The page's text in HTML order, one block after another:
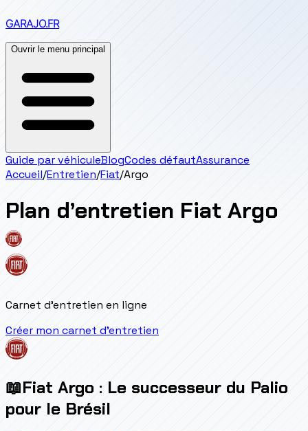
GARAJO.FR
Ouvrir le menu principal
Guide par véhiculeBlogCodes défautAssurance
Accueil/Entretien/Fiat/Argo
Plan d’entretien Fiat Argo
Carnet d'entretien en ligne
Créer mon carnet d'entretien
📖Fiat Argo : Le successeur du Palio
pour le Brésil